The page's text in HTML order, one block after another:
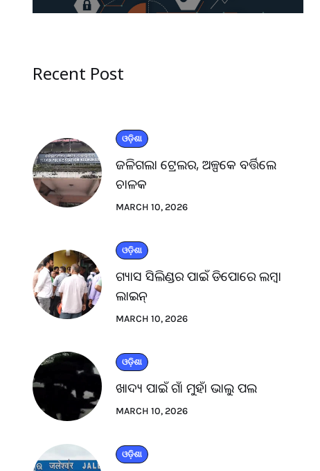
Recent Post
ଓଡ଼ିଶା
ଜଳିଗଲା ଟ୍ରେଲର, ଅଳ୍ପକେ ବର୍ତ୍ତିଲେ
ଚାଳକ
MARCH 10, 2026
ଓଡ଼ିଶା
ଗ୍ୟାସ ସିଲିଣ୍ଡର ପାଇଁ ଡିପୋରେ ଲମ୍ବା
ଲାଇନ୍
MARCH 10, 2026
ଓଡ଼ିଶା
ଖାଦ୍ୟ ପାଇଁ ଗାଁ ମୁହାଁ ଭାଲୁ ପଲ
MARCH 10, 2026
ଓଡ଼ିଶା